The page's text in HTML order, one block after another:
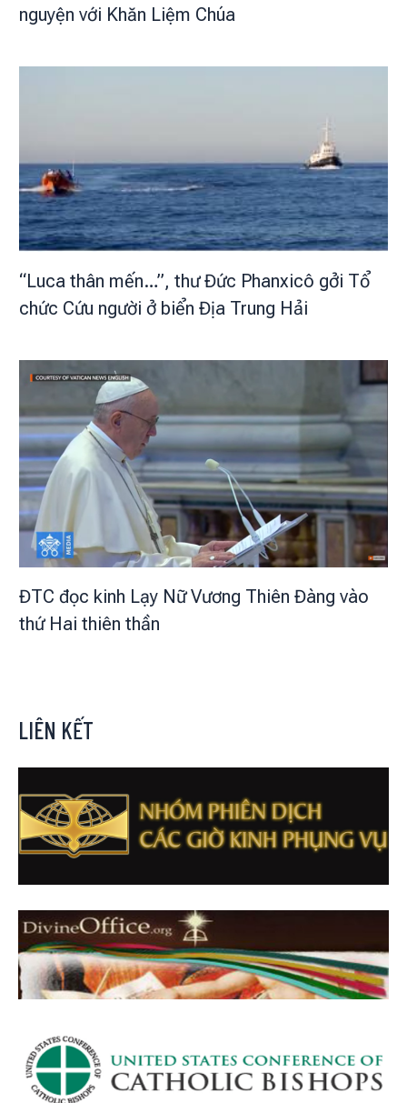
nguyện với Khăn Liệm Chúa
“Luca thân mến…”, thư Đức Phanxicô gởi Tổ
chức Cứu người ở biển Địa Trung Hải
ĐTC đọc kinh Lạy Nữ Vương Thiên Đàng vào
thứ Hai thiên thần
LIÊN KẾT